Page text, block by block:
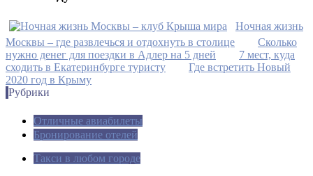
Ночная жизнь
Москвы – где развлечься и отдохнуть в столице
Сколько
нужно денег для поездки в Адлер на 5 дней
7 мест, куда
сходить в Екатеринбурге туристу
Где встретить Новый
2020 год в Крыму
Рубрики
Отличные авиабилеты
Бронирование отелей
Такси в любом городе